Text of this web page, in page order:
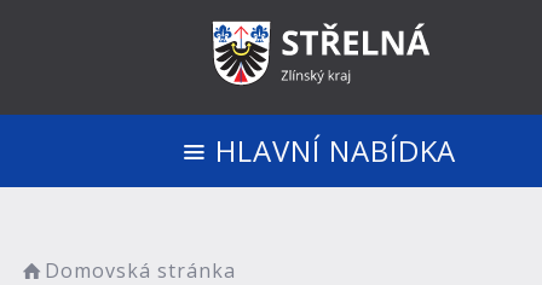
HLAVNÍ NABÍDKA
Domovská stránka